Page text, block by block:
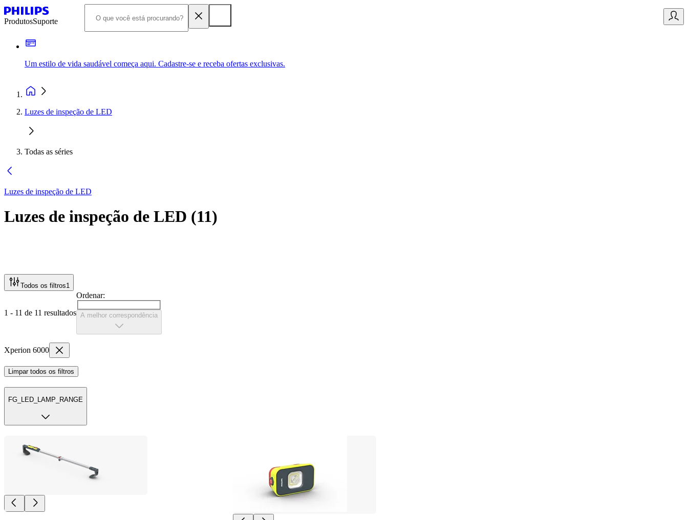
ProdutosSuporte
Um estilo de vida saudável começa aqui. Cadastre-se e receba ofertas exclusivas.
Luzes de inspeção de LED
Todas as séries
Luzes de inspeção de LED
Luzes de inspeção de LED (11)
Todos os filtros1
1 - 11 de 11 resultados
Ordenar:
A melhor correspondência
Xperion 6000
Limpar todos os filtros
FG_LED_LAMP_RANGE